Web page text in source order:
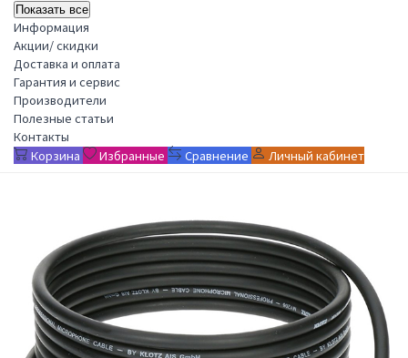
Показать все
Информация
Акции/ скидки
Доставка и оплата
Гарантия и сервис
Производители
Полезные статьи
Контакты
Корзина
Избранные Сравнение Личный кабинет